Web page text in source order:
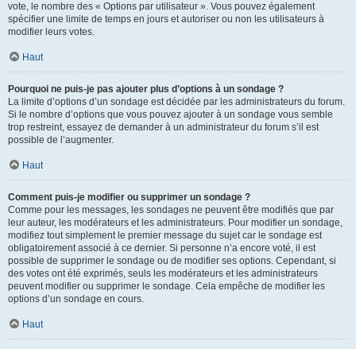
vote, le nombre des « Options par utilisateur ». Vous pouvez également
spécifier une limite de temps en jours et autoriser ou non les utilisateurs à
modifier leurs votes.
Haut
Pourquoi ne puis-je pas ajouter plus d’options à un sondage ?
La limite d’options d’un sondage est décidée par les administrateurs du forum.
Si le nombre d’options que vous pouvez ajouter à un sondage vous semble
trop restreint, essayez de demander à un administrateur du forum s’il est
possible de l’augmenter.
Haut
Comment puis-je modifier ou supprimer un sondage ?
Comme pour les messages, les sondages ne peuvent être modifiés que par
leur auteur, les modérateurs et les administrateurs. Pour modifier un sondage,
modifiez tout simplement le premier message du sujet car le sondage est
obligatoirement associé à ce dernier. Si personne n’a encore voté, il est
possible de supprimer le sondage ou de modifier ses options. Cependant, si
des votes ont été exprimés, seuls les modérateurs et les administrateurs
peuvent modifier ou supprimer le sondage. Cela empêche de modifier les
options d’un sondage en cours.
Haut